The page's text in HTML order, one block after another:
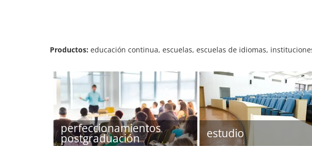
Productos: educación continua, escuelas, escuelas de idiomas,
perfeccionamientos
postgraduación estudio